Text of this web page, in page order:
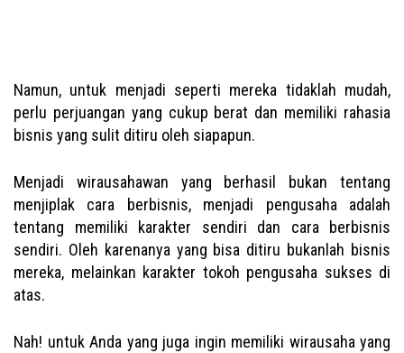
Namun, untuk menjadi seperti mereka tidaklah mudah,
perlu perjuangan yang cukup berat dan memiliki rahasia
bisnis yang sulit ditiru oleh siapapun.
Menjadi wirausahawan yang berhasil
bukan tentang
menjiplak cara berbisnis, menjadi pengusaha adalah
tentang memiliki karakter sendiri dan cara berbisnis
sendiri. Oleh karenanya yang bisa ditiru bukanlah bisnis
mereka, melainkan karakter tokoh pengusaha sukses di
atas.
Nah! untuk Anda yang juga ingin memiliki wirausaha yang